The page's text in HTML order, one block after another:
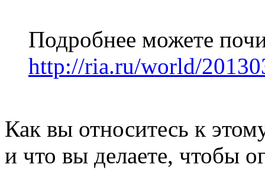
Подробнее можете
http://ria.ru/world/
Как вы относитесь к
и что вы делаете, чтобы